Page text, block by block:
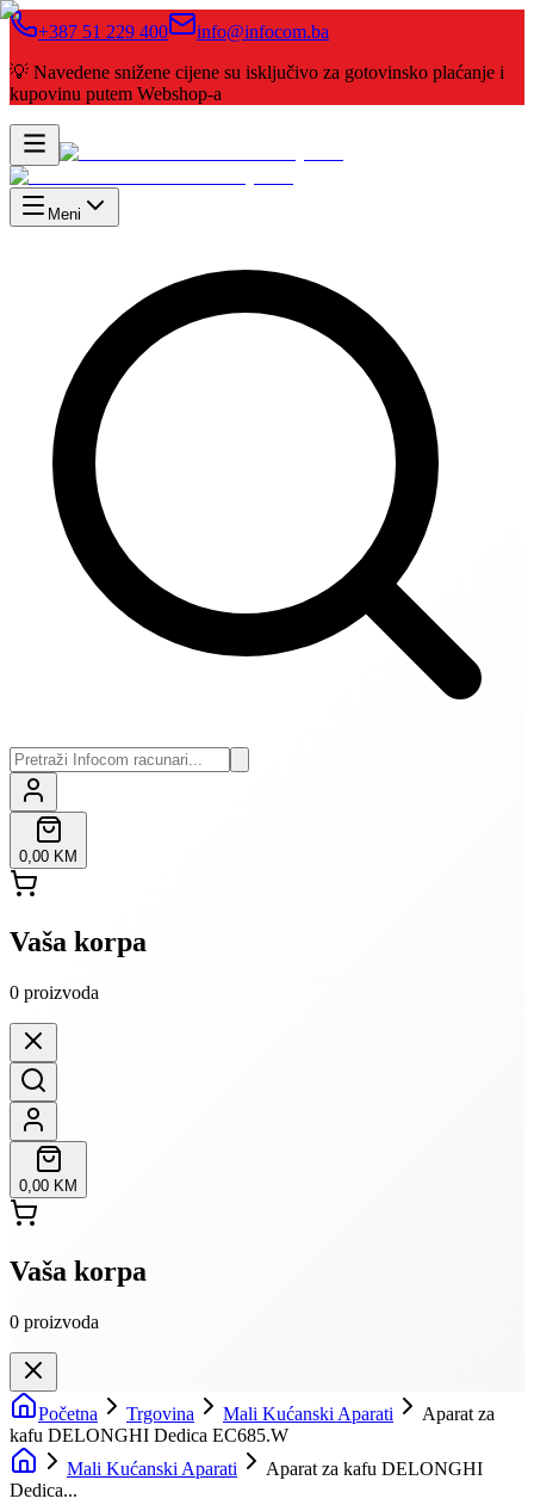
+387 51 229 400
info@infocom.ba
💡 Navedene snižene cijene su isključivo za gotovinsko plaćanje i
kupovinu putem Webshop-a
Meni
0,00 KM
Vaša korpa
0 proizvoda
0,00 KM
Vaša korpa
0 proizvoda
Početna Trgovina Mali Kućanski Aparati
Aparat za
kafu DELONGHI Dedica EC685.W
Mali Kućanski Aparati
Aparat za kafu DELONGHI
Dedica...